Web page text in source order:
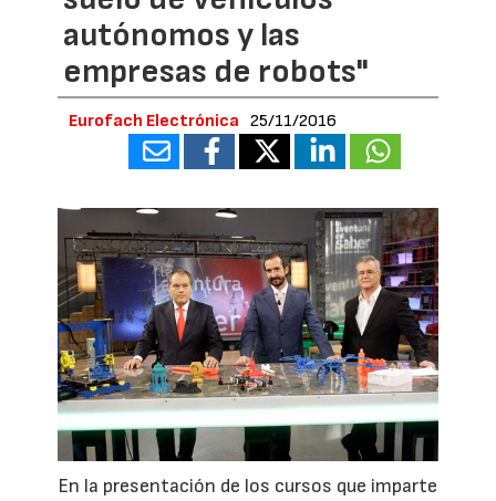
autónomos y las
empresas de robots"
Eurofach Electrónica 25/11/2016
En la presentación de los cursos que imparte